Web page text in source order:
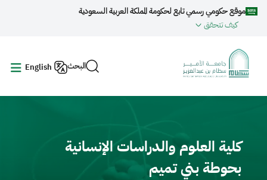
تجاوز إلى المحتوى الرئيسي
موقع حكومي رسمي تابع لحكومة المملكة العربية السعودية
كيف تتحقق
البحث English
كلية العلوم والدراسات الإنسانية
بحوطة بني تميم